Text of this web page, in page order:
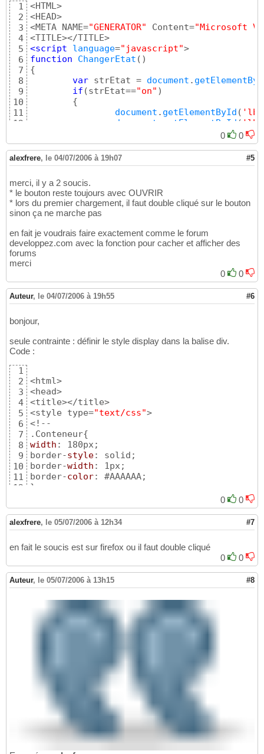
1
2
3
4
5
6
7
8
9
10
11
12
14
15
16
18
19
20
21
22
23
24
25
27
28
29
31
33
34
35
<HTML>
<HEAD>
<META NAME="GENERATOR" Content="Microsoft
<script language="javascript"
function
ChangerEtat ( )
{
var strEtat = document .
if (strEtat=="on" )
{
document . getElementById (
document
getElementById (
getElementById ('s8'
}
else
{
document.getElementById
}
}
</script>
</HEAD>
<BODY>
  <tr>
    <td><a
onclick
><label
  </tr>
    <td><div id=
  </tr>
</table>
</BODY>
0 0
alexfrere, le 04/07/2006 à 19h07 #5
merci, il y a 2 soucis.
* le bouton reste toujours avec OUVRIR
* lors du premier chargement, il faut double cliqué sur le bouton
sinon ça ne marche pas
en fait je voudrais faire exactement comme le forum
developpez.com avec la fonction pour cacher et afficher des
forums
merci
0
0
Auteur, le 04/07/2006 à 19h55 #6
bonjour,
seule contrainte : définir le style display dans la balise div.
Code :
1
2
3
4
5
6
7
8
9
10
11
12
14
15
16
18
20
21
<html>
<head>
<title></title>
<style type="text/css">
<!--
.Conteneur{
width : 180px;
border-style: solid;
border-width : 1px;
border-color
}
.Bouton{
padding: 2px;
border-style: outset;
width: 150px;
cursor
margin: 2px;
color: #000000
margin
//-->
</style>
type="text/javascript">
0 0
alexfrere, le 05/07/2006 à 12h34 #7
en fait le soucis est sur firefox ou il faut double cliqué
0
0
Auteur, le 05/07/2006 à 13h15 #8